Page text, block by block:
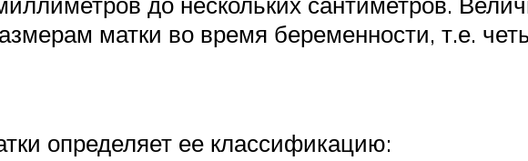
матки во время беременности, т.е.
определяет ее классификацию: